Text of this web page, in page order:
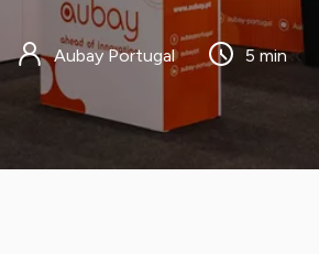
Aubay Portugal 5 min